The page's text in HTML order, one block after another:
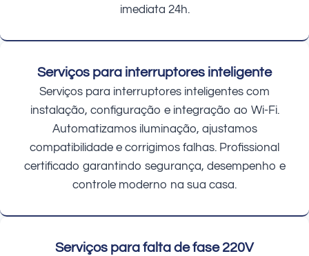
imediata 24h.
Serviços para interruptores inteligente
Serviços para interruptores inteligentes com
instalação, configuração e integração ao Wi-Fi.
Automatizamos iluminação, ajustamos
compatibilidade e corrigimos falhas. Profissional
certificado garantindo segurança, desempenho e
controle moderno na sua casa.
Serviços para falta de fase 220V